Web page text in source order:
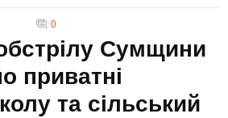
0
Сумщини
приватні
та сільський